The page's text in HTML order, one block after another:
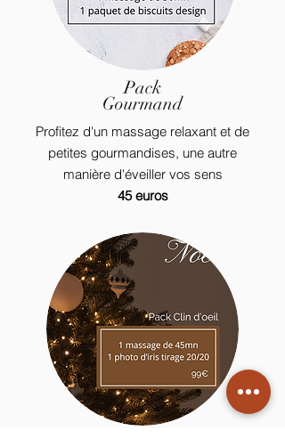
Pack
Gourmand
Profitez d'un massage relaxant et de
petites gourmandises, une autre
manière d'éveiller vos sens
45 euros